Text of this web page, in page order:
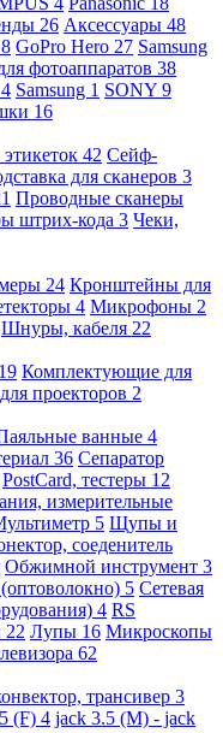
26 Аксессуары 48
8 GoPro Hero 27 Samsung
фотоаппаратов 38
4 Samsung 1 SONY 9
16
42 Сейф-
для сканеров 3
Проводные сканеры
штрих-кода 3 Чеки,
24 Кронштейны для
4 Микрофоны 2
Шнуры, кабеля 22
19 Комплектующие для
проекторов 2
ванные 4
36 Сепаратор
PostCard, тестеры 12
измерительные
5 Щупы и
соеденитель
Обжимной инструмент 3
5 Сетевая
4 RS
22 Лупы 16 Микроскопы
62
трансивер 3
(F) 4 jack 3.5 (M) - jack